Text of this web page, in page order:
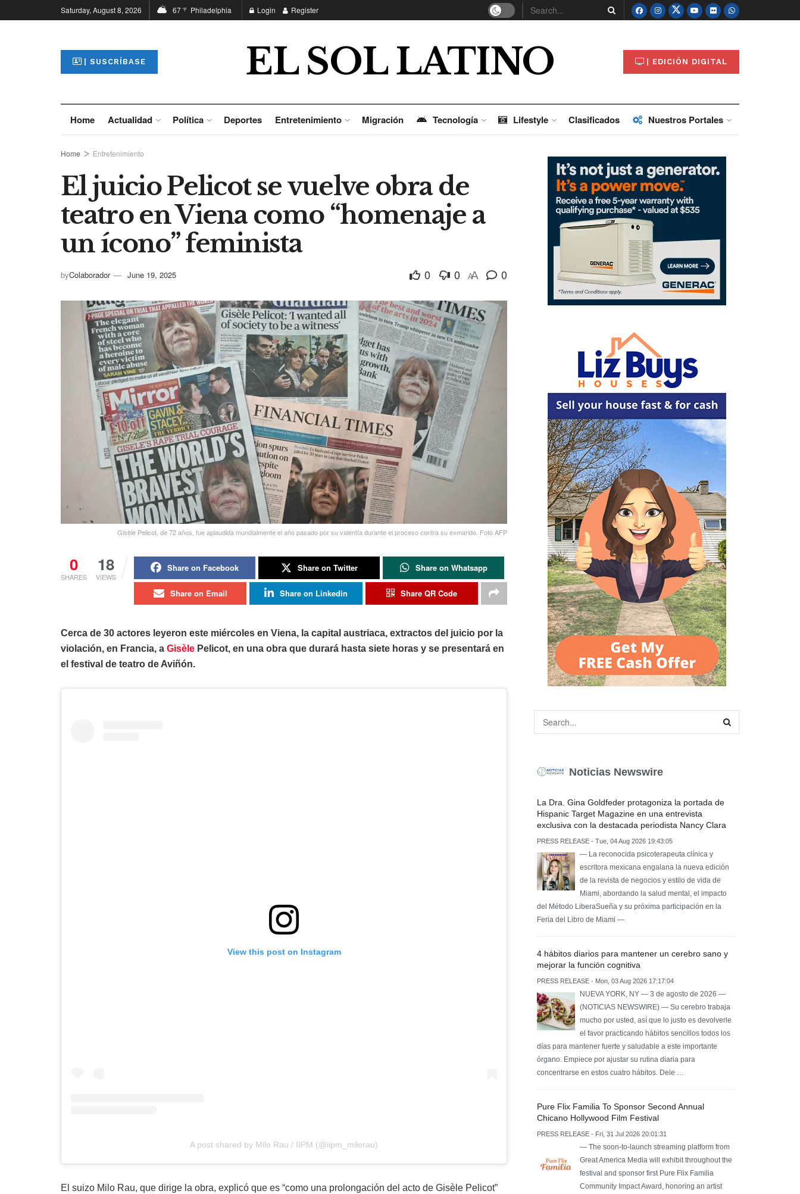
Saturday, August 8, 2026 67°F Philadelphia Login Register
| SUSCRÍBASE EL SOL LATINO | EDICIÓN DIGITAL
Home Actualidad Política Deportes Entretenimiento Migración Tecnología Lifestyle Clasificados Nuestros Portales
Home Entretenimiento
El juicio Pelicot se vuelve obra de
teatro en Viena como “homenaje a
un ícono” feminista
byColaborador June 19, 2025 0 0 AA 0
Gisèle Pelicot, de 72 años, fue aplaudida mundialmente el año pasado por su valentía durante el proceso contra su exmarido. Foto AFP
0
SHARES
18
VIEWS
Share on Facebook Share on Twitter Share on Whatsapp
Share on Email Share on Linkedin Share QR Code
Cerca de 30 actores leyeron este miércoles en Viena, la capital austriaca, extractos del juicio por la
violación, en Francia, a Gisèle Pelicot, en una obra que durará hasta siete horas y se presentará en
el festival de teatro de Aviñón.
View this post on Instagram
A post shared by Milo Rau / IIPM (@iipm_milorau)
El suizo Milo Rau, que dirige la obra, explicó que es “como una prolongación del acto de Gisèle Pelicot”
Noticias Newswire
La Dra. Gina Goldfeder protagoniza la portada de
Hispanic Target Magazine en una entrevista
exclusiva con la destacada periodista Nancy Clara
PRESS RELEASE - Tue, 04 Aug 2026 19:43:05
— La reconocida psicoterapeuta clínica y
escritora mexicana engalana la nueva edición
de la revista de negocios y estilo de vida de
Miami, abordando la salud mental, el impacto
del Método LiberaSueña y su próxima participación en la
Feria del Libro de Miami —
4 hábitos diarios para mantener un cerebro sano y
mejorar la función cognitiva
PRESS RELEASE - Mon, 03 Aug 2026 17:17:04
NUEVA YORK, NY — 3 de agosto de 2026 —
(NOTICIAS NEWSWIRE) — Su cerebro trabaja
mucho por usted, así que lo justo es devolverle
el favor practicando hábitos sencillos todos los
días para mantener fuerte y saludable a este importante
órgano. Empiece por ajustar su rutina diaria para
concentrarse en estos cuatro hábitos. Dele …
Pure Flix Familia To Sponsor Second Annual
Chicano Hollywood Film Festival
PRESS RELEASE - Fri, 31 Jul 2026 20:01:31
— The soon-to-launch streaming platform from
Great America Media will exhibit throughout the
festival and sponsor first Pure Flix Familia
Community Impact Award, honoring an artist